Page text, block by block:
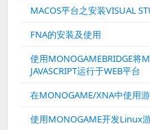
MACOS平台之安装VISUAL
FNA的安装及使用
使用MONOGAMEBRIDGE将
JAVASCRIPT运行于WEB平台
在MONOGAME/XNA中使用
使用MONOGAME开发Linux